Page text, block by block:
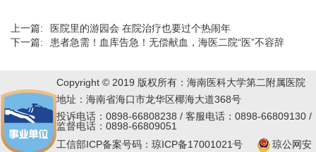
上一篇:
医院里的游园会 在院治疗也要过个热闹年
下一篇:
患者急需！血库告急！无偿献血，海医二院“医”不容辞
Copyright © 2019 版权所有：海南医科大学第二附属医院
地址：海南省海口市龙华区椰海大道368号
投诉电话：0898-66808238 / 客服电话：0898-66809130 /
监督电话：0898-66809051
工信部ICP备案号码：琼ICP备17001021号
琼公网安